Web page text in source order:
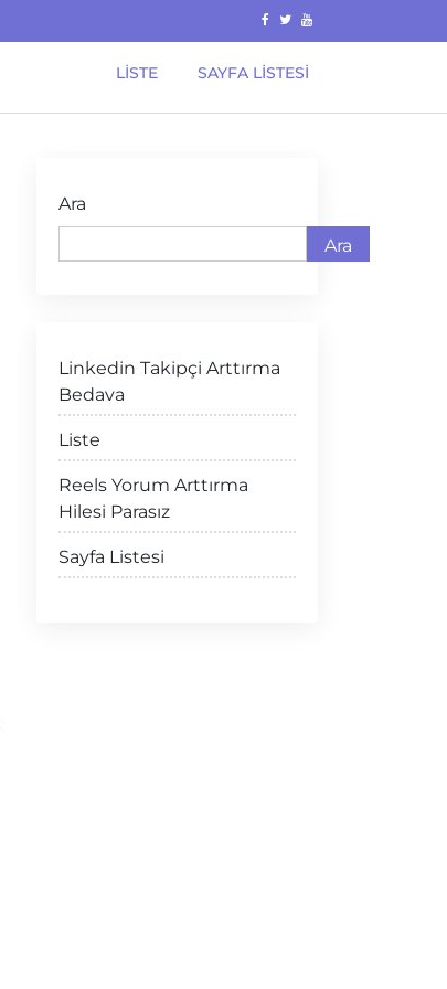
LISTE SAYFA LISTESI
Ara
Ara
Linkedin Takipçi Arttırma
Bedava
Liste
Reels Yorum Arttırma
Hilesi Parasız
Sayfa Listesi